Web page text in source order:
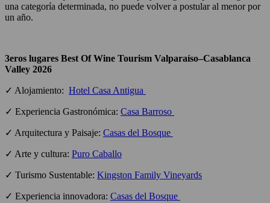
una categoría determinada, no puede volver a postular al menor por
un año.
3eros lugares Best Of Wine Tourism Valparaíso–Casablanca
Valley 2026
✓ Alojamiento: Hotel Casa Antigua
✓ Experiencia Gastronómica: Casa Barroso
✓ Arquitectura y Paisaje: Casas del Bosque
✓ Arte y cultura: Puro Caballo
✓ Turismo Sustentable: Kingston Family Vineyards
✓ Experiencia innovadora: Casas del Bosque